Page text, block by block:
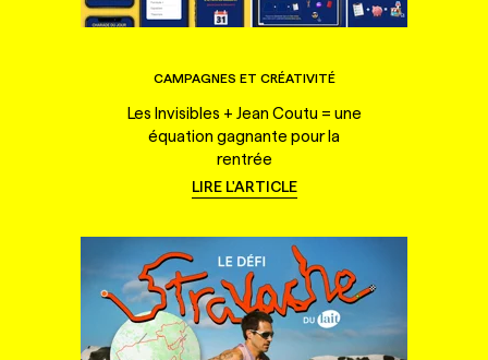
CAMPAGNES ET CRÉATIVITÉ
Les Invisibles + Jean Coutu = une
équation gagnante pour la
rentrée
LIRE L'ARTICLE